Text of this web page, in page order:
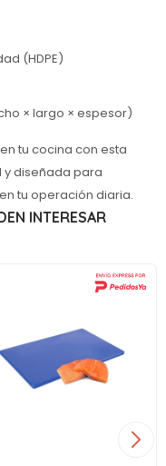
(HDPE)
× largo × espesor)
tu cocina con esta
y diseñada para
tu operación diaria.
INTERESAR